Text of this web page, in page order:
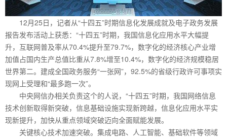
12月25日，记者从“十四五”时期信息化发展成就及电子政务发展
报告发布活动上获悉：“十四五”时期，我国信息化应用水平大幅提
升，互联网普及率从70.4%提升至79.7%，数字化的经济核心产业增
加值占国内生产总值比重从7.8%增至10.4%，数字化的经济规模稳居
世界第二。建成全国政务服务“一张网”，92.5%的省级行政许可事项实
现网上受理和“最多跑一次”。
中央网信办相关负责这个的人说，“十四五”时期，我国网络信息
技术创新取得新突破，信息基础设施实现新跨越，信息化应用水平实
现新提升，加快从重点领域突破迈向全面赋能发展。
关键核心技术加速突破。集成电路、人工智能、基础软件等领域